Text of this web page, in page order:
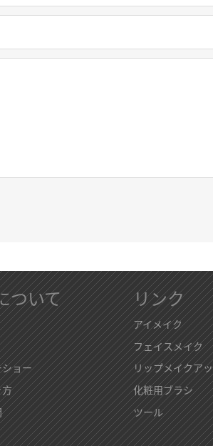
ついて
ョー
方
リンク
アイメイク
フェイスメイク
リップメイクア
化粧用ブラシ
ツール